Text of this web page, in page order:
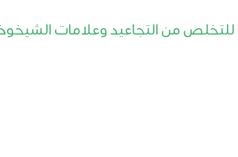
للتخلص من التجاعيد وعلامات